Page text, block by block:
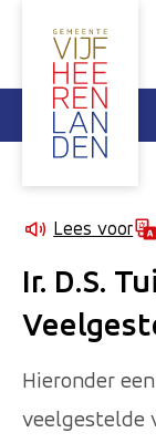
Lees voor
Ir. D.S.
Hieronder
veelgestelde